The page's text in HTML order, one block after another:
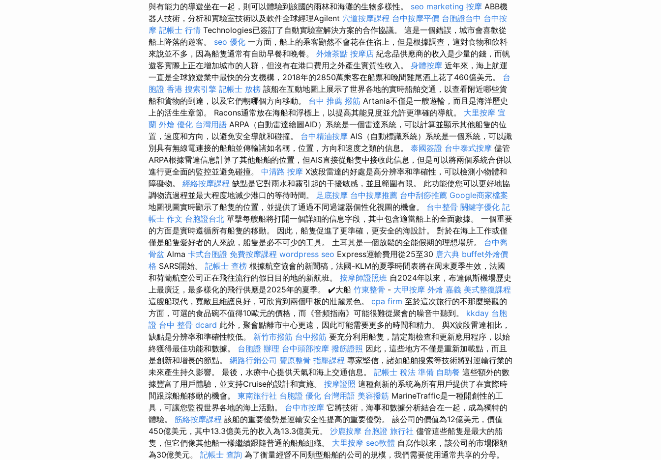
與有能力的導遊坐在一起，則可以體驗到該國的雨林和海灘的生物多樣性。 seo marketing 按摩 ABB機
器人技術，分析和實驗室技術以及軟件全球經理Agilent 穴道按摩課程 台中按摩平價 台胞證台中 台中按
摩 記帳士 行情 Technologies已簽訂了自動實驗室解決方案的合作協議。 這是一個錯誤，城市會喜歡從
船上降落的遊客。 seo 優化 一方面，船上的乘客顯然不會花在住宿上，但是根據調查，這對食物和飲料
來說並不多，因為船隻通常有自助早餐和晚餐。 外燴茶點 按摩店 紀念品供應商的收入是少量的錢，而帆
遊客實際上正在增加城市的人群，但沒有在港口費用之外產生實質性收入。 身體按摩 近年來，海上航運
一直是全球旅遊業中最快的分支機構，2018年的2850萬乘客在船票和晚間雞尾酒上花了460億美元。 台
胞證 香港 搜索引擎 記帳士 放榜 該船在互動地圖上展示了世界各地的實時船舶交通，以查看附近哪些貨
船和貨物的到達，以及它們朝哪個方向移動。 台中 推薦 撥筋 Artania不僅是一艘遊輪，而且是海洋歷史
上的活生生章節。 Racons通常放在海船和浮標上，以提高其能見度並允許更準確的導航。 大里按摩 宜
蘭 外燴 優化 台灣用語 ARPA（自動雷達繪圖AID）系統是一個雷達系統，可以計算並顯示其他船隻的位
置，速度和方向，以避免安全導航和碰撞。 台中精油按摩 AIS（自動標識系統）系統是一個系統，可以識
別具有無線電連接的船舶並傳輸諸如名稱，位置，方向和速度之類的信息。 泰國簽證 台中泰式按摩 儘管
ARPA根據雷達信息計算了其他船舶的位置，但AIS直接從船隻中接收此信息，但是可以將兩個系統合併以
進行更全面的監控並避免碰撞。 中清路 按摩 X波段雷達的好處是高分辨率和準確性，可以檢測小物體和
障礙物。 經絡按摩課程 缺點是它對雨水和霧引起的干擾敏感，並且範圍有限。 此功能使您可以更好地協
調物流過程並最大程度地減少港口的等待時間。 足底按摩 台中按摩推薦 台中刮痧推薦 Google商家檔案
地圖視圖實時顯示了船隻的位置，並提供了通過不同過濾器個性化視圖的機會。 台中整骨 關鍵字優化 記
帳士 作文 台胞證台北 單擊每艘船將打開一個詳細的信息字段，其中包含適當船上的全面數據。 一個重要
的方面是實時遵循所有船隻的移動。 因此，船隻促進了更準確，更安全的海設計。 對於在海上工作或僅
僅是船隻愛好者的人來說，船隻是必不可少的工具。 土耳其是一個放鬆的全能假期的理想場所。 台中喬
骨盆 Alma 卡式台胞證 免費按摩課程 wordpress seo Express運輸費用從25至30 唐六典 buffet外燴價
格 SARS開始。 記帳士 查榜 根據航空協會的新聞稿，法國-KLM的夏季時間表將在周末夏季生效，法國
和荷蘭航空公司正在飛往流行的假日目的地的新航班。 按摩師證照班 自2024年以來，布達佩斯機場歷史
上最廣泛，最多樣化的飛行供應是2025年的夏季。 ✔️大船 竹東整骨 - 大甲按摩 外燴 嘉義 美式整復課程
這艘船現代，寬敞且維護良好，可欣賞到兩個甲板的壯麗景色。 cpa firm 至於這次旅行的不那麼樂觀的
方面，可選的食品碗不值得10歐元的價格，而《音頻指南》可能很難從聚會的噪音中聽到。 kkday 台胞
證 台中 整骨 dcard 此外，聚會點離市中心更遠，因此可能需要更多的時間和精力。 與X波段雷達相比，
缺點是分辨率和準確性較低。 新竹市撥筋 台中撥筋 要充分利用船隻，請定期檢查和更新應用程序，以始
終獲得最佳功能和數據。 台胞證 辦理 台中頭部按摩 撥筋證照 因此，這些地方不僅是重新加載點，而且
是創新和增長的節點。 網路行銷公司 豐原整骨 指壓課程 專家堅信，諸如船舶搜索等技術將對運輸行業的
未來產生持久影響。 最後，水療中心提供天氣和海上交通信息。 記帳士 稅法 準備 自助餐 這些額外的數
據豐富了用戶體驗，並支持Cruise的設計和實施。 按摩證照 這種創新的系統為所有用戶提供了在實際時
間跟踪船舶移動的機會。 東南旅行社 台胞證 優化 台灣用語 美容撥筋 MarineTraffic是一種開創性的工
具，可讓您監視世界各地的海上活動。 台中市按摩 它將技術，海事和數據分析結合在一起，成為獨特的
體驗。 筋絡按摩課程 該船的重要優勢是運輸安全性提高的重要優勢。 該公司的價值為12億美元，價值
450億美元，其中13.3億美元的收入為13.3億美元。 沙鹿按摩 台胞證 旅行社 儘管這些船隻是最大的船
隻，但它們像其他船一樣繼續跟隨普通的船舶組織。 大里按摩 seo軟體 自寫作以來，該公司的市場限額
為30億美元。 記帳士 查詢 為了衡量經營不同類型船舶的公司的規模，我們需要使用通常共享的分母。